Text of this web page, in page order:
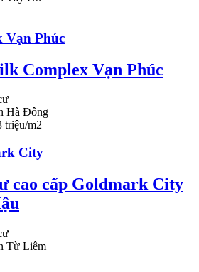
Complex Vạn Phúc
Hà Đông
triệu/m2
cao cấp Goldmark City
Từ Liêm